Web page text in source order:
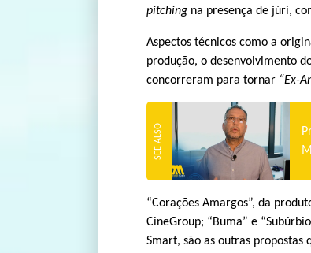
pitching na presença de júri,
Aspectos técnicos como a
produção, o desenvolvimento
concorreram para tornar “Ex-
“Corações Amargos”, da
CineGroup; “Buma” e
Smart, são as outras